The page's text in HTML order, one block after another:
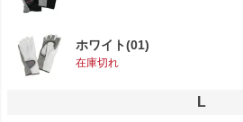
ホワイト(01)
在庫切れ
L